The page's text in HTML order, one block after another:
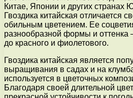
Китае, Японии и других странах
Гвоздика китайская отличается
обильным цветением. Ее
разнообразной формы и оттенка
до красного и фиолетового.
Гвоздика китайская является
выращивания в садах и на
используется в цветочных
Благодаря своей длительной